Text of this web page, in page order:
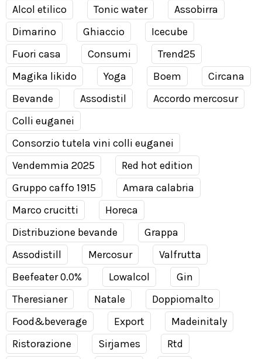
Alcol etilico
Tonic water
Assobirra
Dimarino
Ghiaccio
Icecube
Fuori casa
Consumi
Trend25
Magika likido
Yoga Boem
Circana
Bevande
Assodistil
Accordo mercosur
Colli euganei
Consorzio tutela vini colli euganei
Vendemmia 2025
Red hot edition
Gruppo caffo 1915
Amara calabria
Marco crucitti
Horeca
Distribuzione bevande
Grappa
Assodistill
Mercosur
Valfrutta
Beefeater 0.0%
Lowalcol
Gin
Theresianer
Natale
Doppiomalto
Food&beverage
Export
Madeinitaly
Ristorazione
Sirjames
Rtd